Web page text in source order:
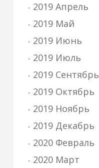
2019 Апрель
2019 Май
2019 Июнь
2019 Июль
2019 Сентябрь
2019 Октябрь
2019 Ноябрь
2019 Декабрь
2020 Февраль
2020 Март